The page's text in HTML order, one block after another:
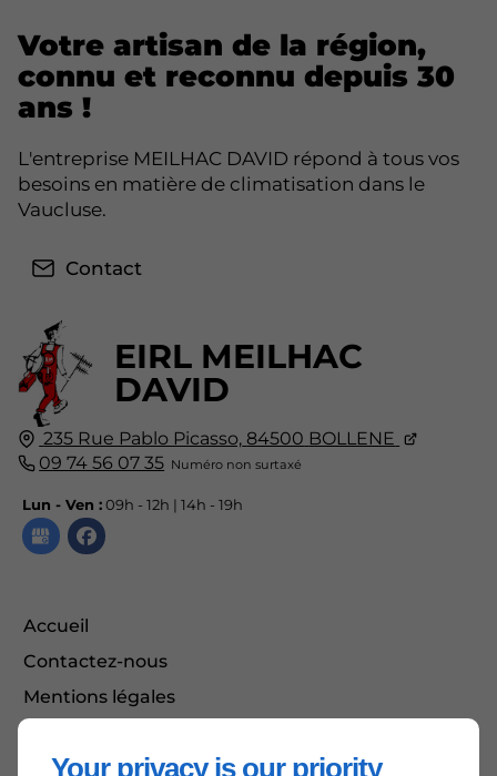
Your privacy is our priority
EIRL MEILHAC
DAVID
235 Rue Pablo Picasso, 84500 BOLLENE
09 74 56 07 35
Lun - Ven :09h - 12h | 14h - 19h
Accueil
Contactez-nous
Mentions légales
Votre artisan de la région,
connu et reconnu depuis 30
ans !
L'entreprise MEILHAC DAVID répond à tous vos
besoins en matière de climatisation dans le
Vaucluse.
Contact